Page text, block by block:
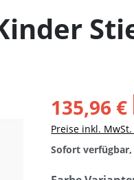
135,96 €
Preise inkl.
Sofort